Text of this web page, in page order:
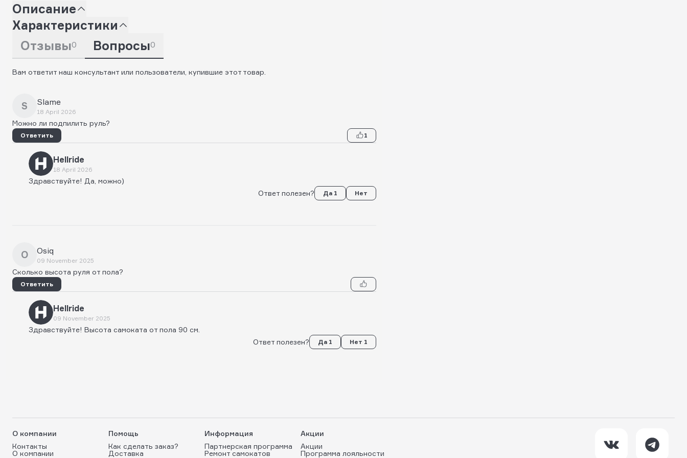
Описание
Характеристики
Отзывы0 Вопросы0
Вам ответит наш консультант или пользователи, купившие этот товар.
S Slame
18 April 2026
Можно ли подпилить руль?
Ответить 1
Hellride
18 April 2026
Здравствуйте! Да, можно)
Ответ полезен?
Да 1 Нет
O Osiq
09 November 2025
Сколько высота руля от пола?
Ответить
Hellride
09 November 2025
Здравствуйте! Высота самоката от пола 90 см.
Ответ полезен?
Да 1 Нет 1
О компании
Контакты
О компании
Помощь
Как сделать заказ?
Доставка
Информация
Партнерская программа
Ремонт самокатов
Акции
Акции
Программа лояльности